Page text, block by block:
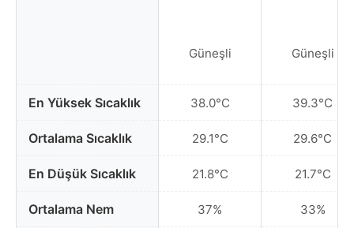
En Yüksek Sıcaklık
Ortalama Sıcaklık
En Düşük Sıcaklık
Ortalama Nem
Güneşli
38.0°C
29.1°C
21.8°C
37%
Güneşli
39.3°C
29.6°C
21.7°C
33%